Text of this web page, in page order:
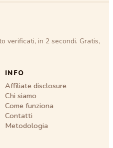
verificati, in 2 secondi. Gratis,
INFO
Affiliate disclosure
Chi siamo
Come funziona
Contatti
Metodologia